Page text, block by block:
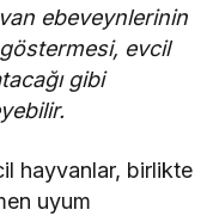
ebeveynlerinin
evcil
gibi
hayvanlar, birlikte
uyum